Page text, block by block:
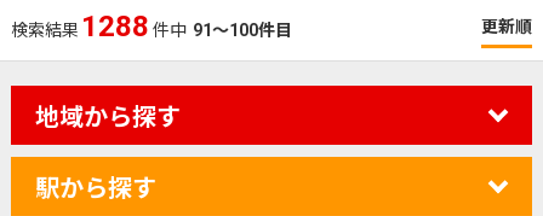
検索結果 1423 件中 91～100件目 更新順
地域から探す
駅から探す